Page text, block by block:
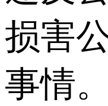
损害
事情